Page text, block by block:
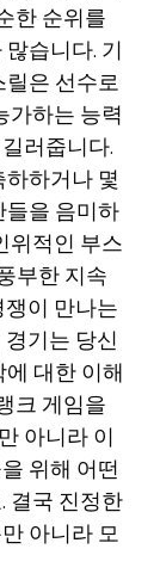
한 순위를
습니다. 기
은 선수로
가하는 능력
러줍니다.
하거나 몇
을 음미하
위적인 부스
부한 지속
이 만나는
기는 당신
대한 이해
크 게임을
아니라 이
위해 어떤
결국 진정한
아니라 모